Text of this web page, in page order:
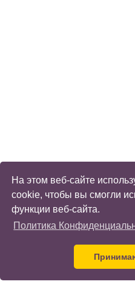
На этом веб-сайте
cookie, чтобы вы смогли
функции веб-сайта.
Политика